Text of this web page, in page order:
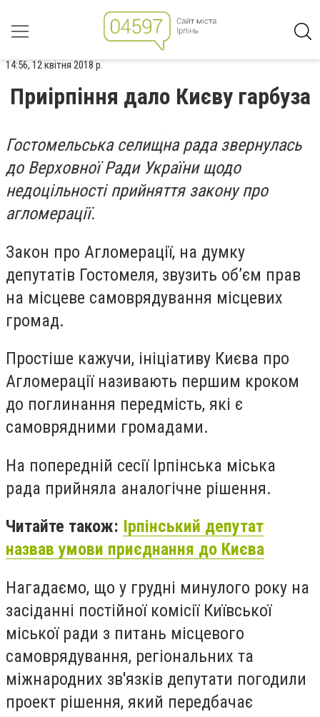
14:56, 12 квітня 2018 р.
Приірпіння дало Києву гарбуза
Гостомельська селищна рада звернулась
до Верховної Ради України щодо
недоцільності прийняття закону про
агломерації.
Закон про Агломерації, на думку
депутатів Гостомеля, звузить об’єм прав
на місцеве самоврядування місцевих
громад.
Простіше кажучи, ініціативу Києва про
Агломерації називають першим кроком
до поглинання передмість, які є
самоврядними громадами.
На попередній сесії Ірпінська міська
рада прийняла аналогічне рішення.
Читайте також: Ірпінський депутат
назвав умови приєднання до Києва
Нагадаємо, що у грудні минулого року на
засіданні постійної комісії Київської
міської ради з питань місцевого
самоврядування, регіональних та
міжнародних зв'язків депутати погодили
проект рішення, який передбачає